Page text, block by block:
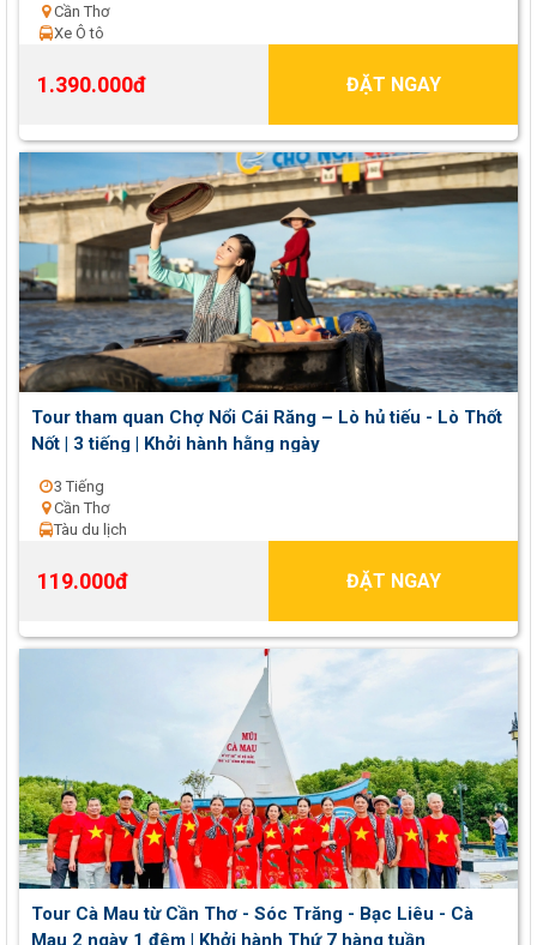
Cần Thơ
Xe Ô tô
1.390.000đ ĐẶT NGAY
Tour tham quan Chợ Nổi Cái Răng – Lò hủ tiếu - Lò Thốt
Nốt | 3 tiếng | Khởi hành hằng ngày
3 Tiếng
Cần Thơ
Tàu du lịch
119.000đ ĐẶT NGAY
Tour Cà Mau từ Cần Thơ - Sóc Trăng - Bạc Liêu - Cà
Mau 2 ngày 1 đêm | Khởi hành Thứ 7 hàng tuần